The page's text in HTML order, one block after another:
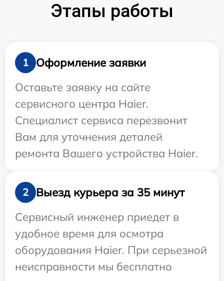
Этапы работы
1
Оформление заявки
Оставьте заявку на сайте
сервисного центра Haier.
Специалист сервиса перезвонит
Вам для уточнения деталей
ремонта Вашего устройства Haier.
2
Выезд курьера за 35 минут
Сервисный инженер приедет в
удобное время для осмотра
оборудования Haier. При серьезной
неисправности мы бесплатно